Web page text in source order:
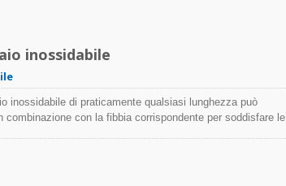
inossidabile
inossidabile di praticamente qualsiasi lunghezza può
con la fibbia corrispondente per soddisfare le